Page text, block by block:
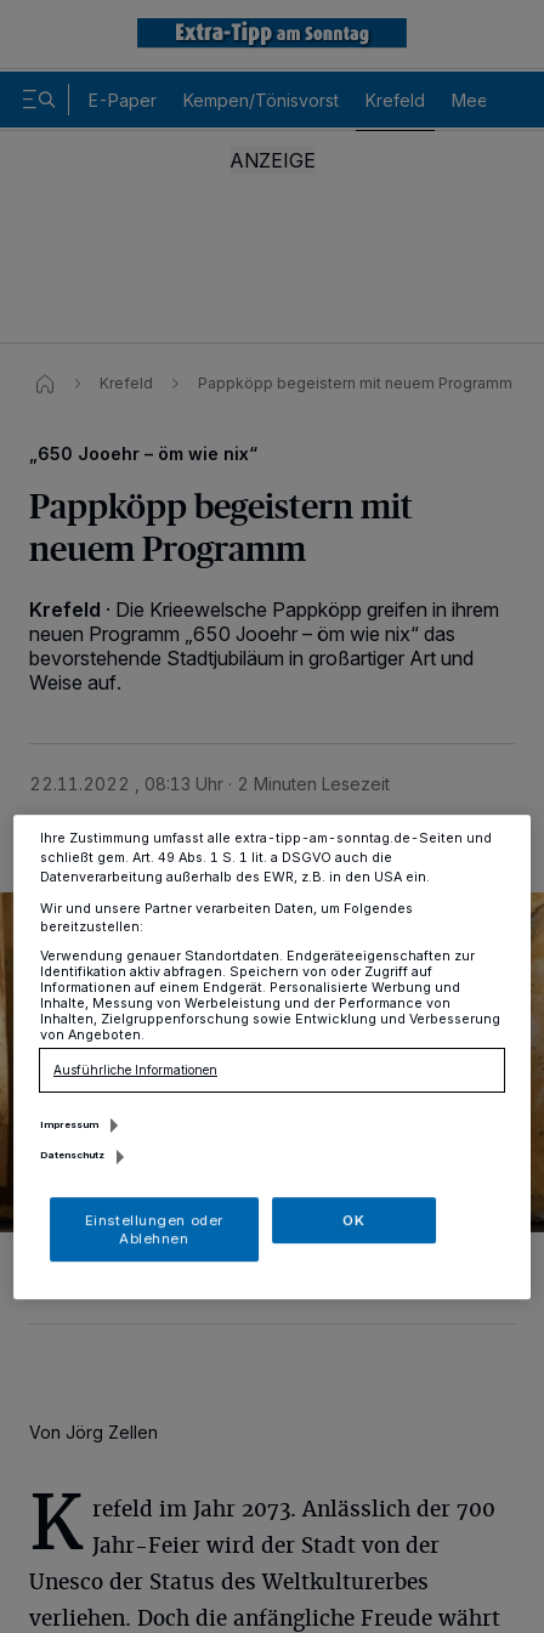
E-Paper Kempen/Tönisvorst Krefeld Meerbusch
Krefeld Pappköpp begeistern mit neuem Programm
„650 Jooehr – öm wie nix“
Pappköpp begeistern mit
neuem Programm
Krefeld · Die Krieewelsche Pappköpp greifen in ihrem
neuen Programm „650 Jooehr – öm wie nix“ das
bevorstehende Stadt­jubiläum in großartiger Art und
Weise auf.
22.11.2022 , 08:13 Uhr 2 Minuten Lesezeit
Krieewelschen Pappköpp 2022
Von Jörg Zellen
K refeld im Jahr 2073. Anlässlich der 700
Jahr-Feier wird der Stadt von der
Unesco der Status des Weltkulturerbes
verliehen. Doch die anfängliche Freude währt
personenbezogene Daten wie Browserdaten oder eindeutige
Kennungen auf Ihrem Gerät zu. Durch Auswahl von OK aktivieren Sie
Tracking-Technologien für die unter „Wir und unsere Partner
verarbeiten Daten, um Ihnen Dienste bereitzustellen“ aufgeführten
Zwecke. Wenn Tracker deaktiviert sind, sind manche Inhalte und
Ihre Einstellungen gelten innerhalb unseres Website. Weitere
Ihre Zustimmung umfasst alle extra-tipp-am-sonntag.de-Seiten und
schließt gem. Art. 49 Abs. 1 S. 1 lit. a DSGVO auch die
Datenverarbeitung außerhalb des EWR, z.B. in den USA ein.
Wir und unsere Partner verarbeiten Daten, um Folgendes
bereitzustellen:
Verwendung genauer Standortdaten. Endgeräteeigenschaften zur
Identifikation aktiv abfragen. Speichern von oder Zugriff auf
Informationen auf einem Endgerät. Personalisierte Werbung und
Inhalte, Messung von Werbeleistung und der Performance von
Inhalten, Zielgruppenforschung sowie Entwicklung und Verbesserung
von Angeboten.
Ausführliche Informationen
Impressum
Datenschutz
Einstellungen oder
Ablehnen
OK